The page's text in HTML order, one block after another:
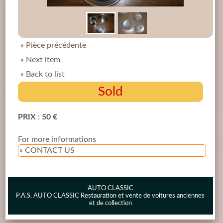
« Pièce précédente
» Next item
« Back to list
Sold
PRIX : 50 €
For more informations
» CONTACT US
AUTO CLASSIC
P.A.S. AUTO CLASSIC Restauration et vente de voitures anciennes
et de collection